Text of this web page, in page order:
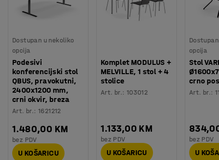
Dostupan u nekoliko
opcija
Podesivi
konferencijski stol
QBUS, pravokutni,
2400x1200 mm,
crni okvir, breza
Art. br.:1621212
1.480,00 KM
bez PDV
U KOŠARICU
Komplet MODULUS +
MELVILLE, 1 stol + 4
stolice
Art. br.: 103012
1.133,00 KM
bez PDV
U KOŠARICU
opcija
Stol
crno
Art. br.:
bez PDV
U